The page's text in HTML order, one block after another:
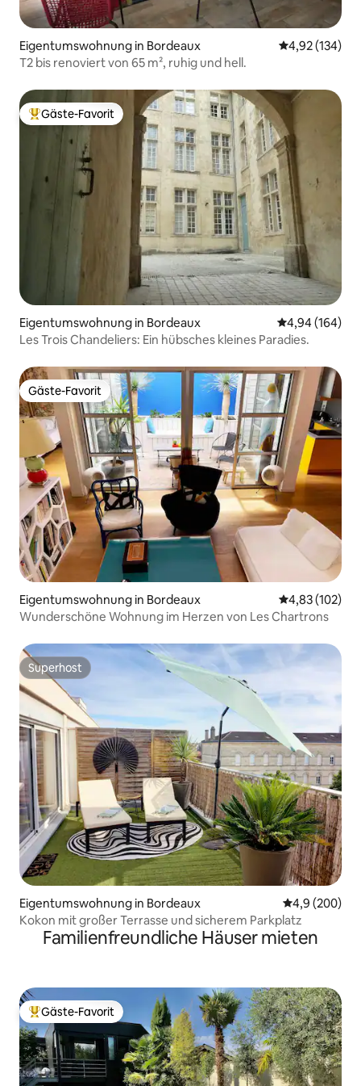
Eigentumswohnung in Bordeaux
4,92 (134)
T2 bis renoviert von 65 m², ruhig und hell.
Beliebter Gäste-Favorit.
Gäste-Favorit
Eigentumswohnung in Bordeaux
4,94 (164)
Les Trois Chandeliers: Ein hübsches kleines Paradies.
Gäste-Favorit
Gäste-Favorit
Eigentumswohnung in Bordeaux
4,83 (102)
Wunderschöne Wohnung im Herzen von Les Chartrons
Superhost
Superhost
Eigentumswohnung in Bordeaux
4,9 (200)
Kokon mit großer Terrasse und sicherem Parkplatz
Familienfreundliche Häuser mieten
Beliebter Gäste-Favorit.
Gäste-Favorit